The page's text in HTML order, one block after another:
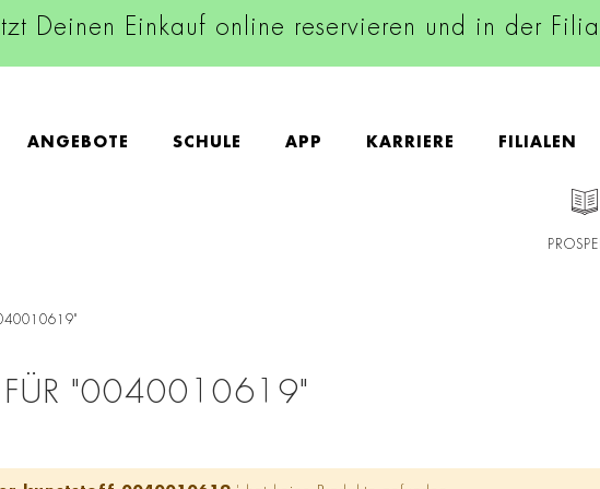
Deinen Einkauf online reservieren und in der
ANGEBOTE SCHULE APP KARRIERE FILIALEN
FÜR "0040010619"